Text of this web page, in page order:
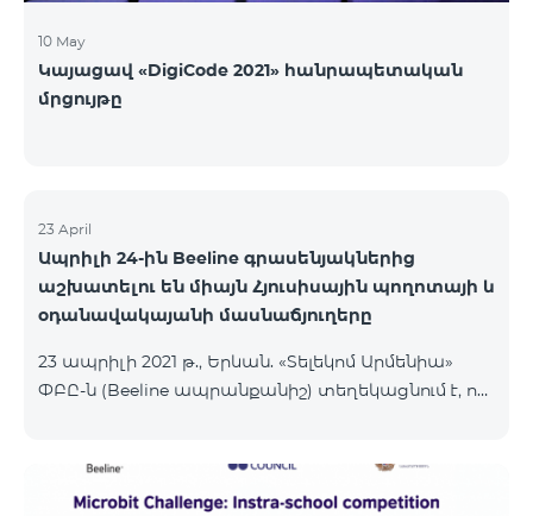
10 May
Կայացավ «DigiCode 2021» հանրապետական
մրցույթը
23 April
Ապրիլի 24-ին Beeline գրասենյակներից
աշխատելու են միայն Հյուսիսային պողոտայի և
օդանավակայանի մասնաճյուղերը
23 ապրիլի 2021 թ., Երևան. «Տելեկոմ Արմենիա»
ՓԲԸ-ն (Beeline ապրանքանիշ) տեղեկացնում է, որ
սպասարկման գրասենյակը՝ աշխատանքային
ժամերը՝ 10:00-22:00, և օդանավակայանի